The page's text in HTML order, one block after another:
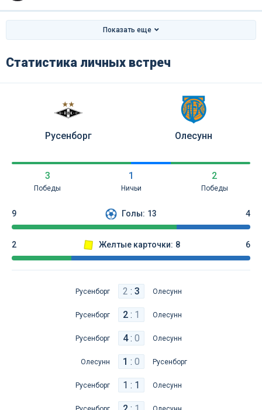
Показать еще
Статистика личных встреч
Русенборг
3
Победы
1
Ничьи
2
Победы
Олесунн
9 Голы: 13 4
2 Желтые карточки: 8 6
Русенборг 2 : 3 Олесунн
Русенборг 2: 1 Олесунн
Русенборг 4: 0 Олесунн
Олесунн 1 : 0 Русенборг
Русенборг 1 : 1 Олесунн